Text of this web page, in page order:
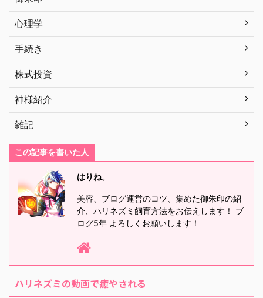
心理学
手続き
株式投資
神様紹介
雑記
この記事を書いた人
はりね。
美容、ブログ運営のコツ、集めた御朱印の紹
介、ハリネズミ飼育方法をお伝えします！ ブ
ログ5年 よろしくお願いします！
ハリネズミの動画で癒やされる